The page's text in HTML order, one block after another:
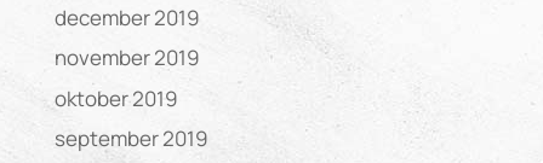
december 2019
november 2019
oktober 2019
september 2019